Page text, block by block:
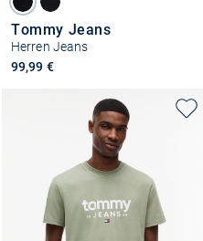
Tommy Jeans
Herren Jeans
99,99 €